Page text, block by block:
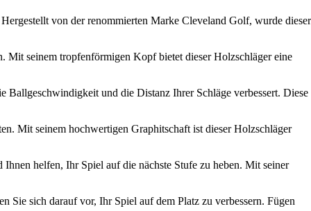
von der renommierten Marke Cleveland Golf, wurde dieser
Mit seinem tropfenförmigen Kopf bietet dieser Holzschläger eine
und die Distanz Ihrer Schläge verbessert. Diese
Mit seinem hochwertigen Graphitschaft ist dieser Holzschläger
helfen, Ihr Spiel auf die nächste Stufe zu heben. Mit seiner
Sie sich darauf vor, Ihr Spiel auf dem Platz zu verbessern. Fügen